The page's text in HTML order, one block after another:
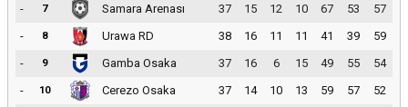
-
7 Samara Arenası 37 15 12 10 67 53
57
-
8 Urawa RD 38 16 11 11 41 39
59
-
9 Gamba Osaka 37 16 6 15 49 55
54
-
10 Cerezo Osaka 37 14 10 13 59 57
52